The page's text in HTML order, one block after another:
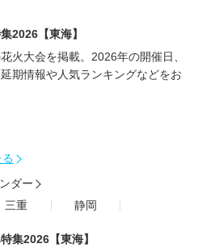
2026【東海】
火大会を掲載。2026年の開催日、
期情報や人気ランキングなどをお
ダー
三重 静岡
集2026【東海】